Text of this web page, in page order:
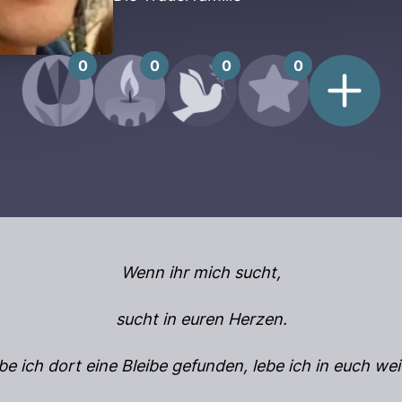
0 0 0 0
Wenn ihr mich sucht,
sucht in euren Herzen.
ich dort eine Bleibe gefunden, lebe ich in euch